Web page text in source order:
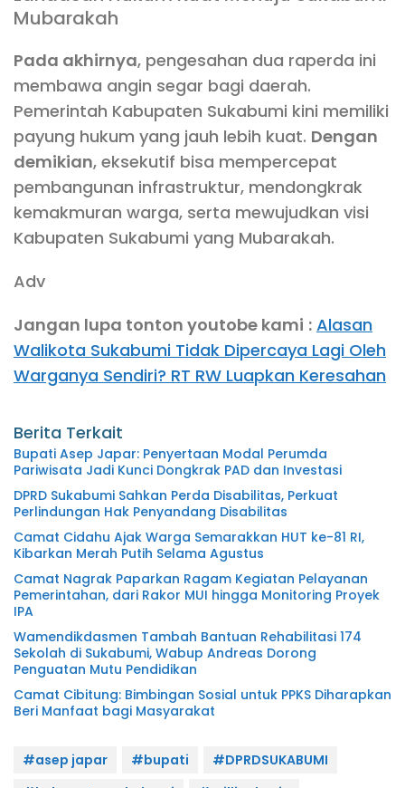
Mubarakah
Pada akhirnya, pengesahan dua raperda ini
membawa angin segar bagi daerah.
Pemerintah Kabupaten Sukabumi kini memiliki
payung hukum yang jauh lebih kuat. Dengan
demikian, eksekutif bisa mempercepat
pembangunan infrastruktur, mendongkrak
kemakmuran warga, serta mewujudkan visi
Kabupaten Sukabumi yang Mubarakah.
Adv
Jangan lupa tonton youtobe kami : Alasan
Walikota Sukabumi Tidak Dipercaya Lagi Oleh
Warganya Sendiri? RT RW Luapkan Keresahan
Berita Terkait
Bupati Asep Japar: Penyertaan Modal Perumda
Pariwisata Jadi Kunci Dongkrak PAD dan Investasi
DPRD Sukabumi Sahkan Perda Disabilitas, Perkuat
Perlindungan Hak Penyandang Disabilitas
Camat Cidahu Ajak Warga Semarakkan HUT ke-81 RI,
Kibarkan Merah Putih Selama Agustus
Camat Nagrak Paparkan Ragam Kegiatan Pelayanan
Pemerintahan, dari Rakor MUI hingga Monitoring Proyek
IPA
Wamendikdasmen Tambah Bantuan Rehabilitasi 174
Sekolah di Sukabumi, Wabup Andreas Dorong
Penguatan Mutu Pendidikan
Camat Cibitung: Bimbingan Sosial untuk PPKS Diharapkan
Beri Manfaat bagi Masyarakat
#asep japar #bupati
#DPRDSUKABUMI